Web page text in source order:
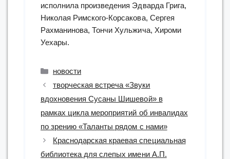
исполнила произведения Эдварда Грига,
Николая Римского-Корсакова, Сергея
Рахманинова, Тончи Хульжича, Хироми
Уехары.
Рубрики
новости
творческая встреча «Звуки
вдохновения Сусаны Шишевой» в
рамках цикла мероприятий об инвалидах
по зрению «Таланты рядом с нами»
Краснодарская краевая специальная
библиотека для слепых имени А.П.